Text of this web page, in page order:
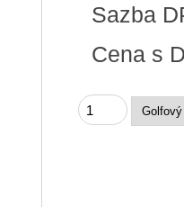
Sazba
Cena s